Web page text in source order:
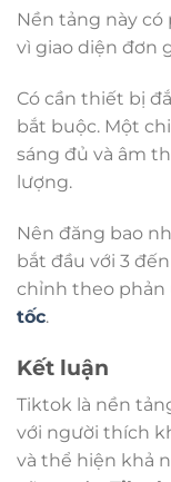
Nền tảng này
vì giao diện đơn
Có cần thiết bị
bắt buộc. Một
sáng đủ và âm
lượng.
Nên đăng bao
bắt đầu với 3
chỉnh theo phản
tốc.
Kết luận
Tiktok là nền
với người thích
và thể hiện khả